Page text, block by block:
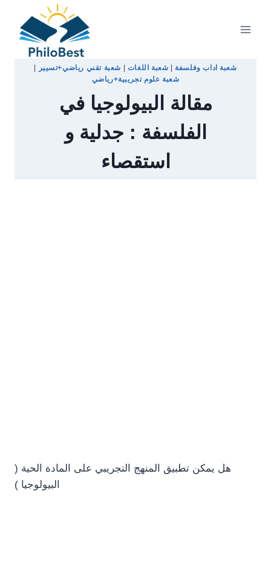
content
شعبة اداب وفلسفة شعبة اللغات شعبة تقني رياضي+تسيير
شعبة علوم تجريبية+رياضي
مقالة البيولوجيا في
الفلسفة : جدلية و
استقصاء
هل يمكن تطبيق المنهج التجريبي على المادة الحية (
البيولوجيا )